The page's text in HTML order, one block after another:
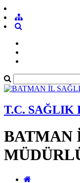
T.C.
BATMAN